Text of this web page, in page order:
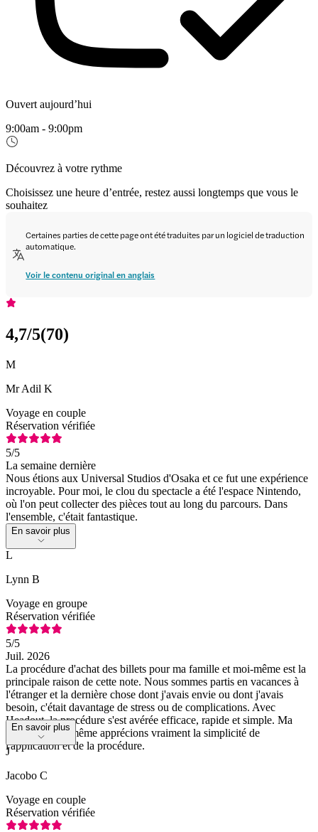
Ouvert aujourd’hui
9:00am - 9:00pm
Découvrez à votre rythme
Choisissez une heure d’entrée, restez aussi longtemps que vous le
souhaitez
Certaines parties de cette page ont été traduites par un logiciel de traduction
automatique.
Voir le contenu original en anglais
4,7/5(70)
M
Mr Adil K
Voyage en couple
Réservation vérifiée
5/5
La semaine dernière
Nous étions aux Universal Studios d'Osaka et ce fut une expérience
incroyable. Pour moi, le clou du spectacle a été l'espace Nintendo,
où l'on peut collecter des pièces tout au long du parcours. Dans
l'ensemble, c'était fantastique.
En savoir plus
L
Lynn B
Voyage en groupe
Réservation vérifiée
5/5
Juil. 2026
La procédure d'achat des billets pour ma famille et moi-même est la
principale raison de cette note. Nous sommes partis en vacances à
l'étranger et la dernière chose dont j'avais envie ou dont j'avais
besoin, c'était davantage de stress ou de complications. Avec
Headout, la procédure s'est avérée efficace, rapide et simple. Ma
famille et moi-même apprécions vraiment la simplicité de
l'application et de la procédure.
En savoir plus
J
Jacobo C
Voyage en couple
Réservation vérifiée